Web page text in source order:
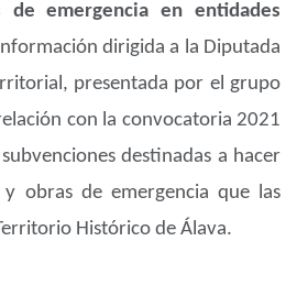
de emergencia en entidades
dirigida a la Diputada
presentada por el grupo
con la convocatoria 2021
destinadas a hacer
obras de emergencia que las
Histórico de Álava.